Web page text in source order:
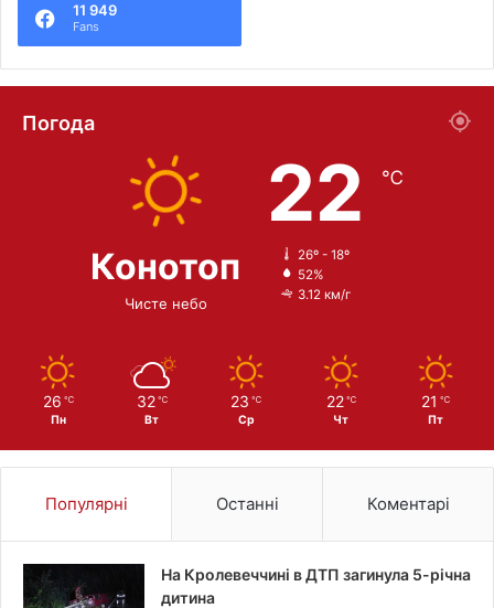
11 949
Fans
Погода
Конотоп
Чисте небо
22 ℃
26º - 18º
52%
3.12 км/г
26 ℃
Пн
32 ℃
Вт
23 ℃
Ср
22 ℃
Чт
21 ℃
Пт
Популярні Останні Коментарі
На Кролевеччині в ДТП загинула 5-річна
дитина